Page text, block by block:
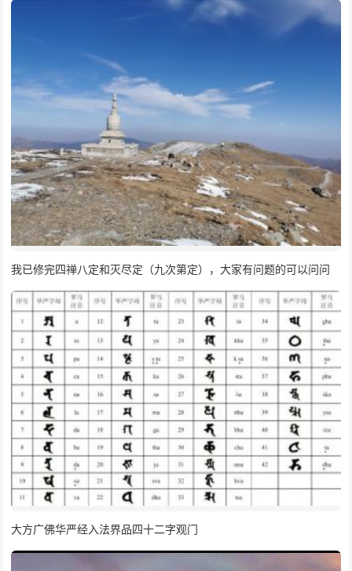
我已修完四禅八定和灭尽定（九次第定），大家有问题的可以问问
大方广佛华严经入法界品四十二字观门